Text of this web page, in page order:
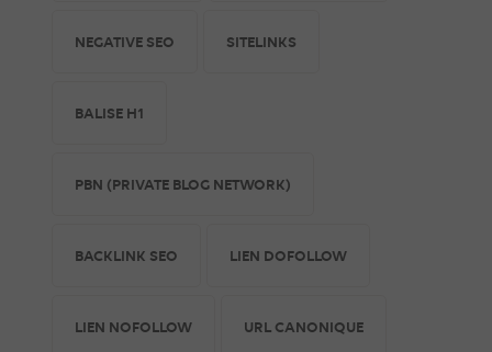
NEGATIVE SEO SITELINKS
BALISE H1
PBN (PRIVATE BLOG NETWORK)
BACKLINK SEO LIEN DOFOLLOW
LIEN NOFOLLOW URL CANONIQUE